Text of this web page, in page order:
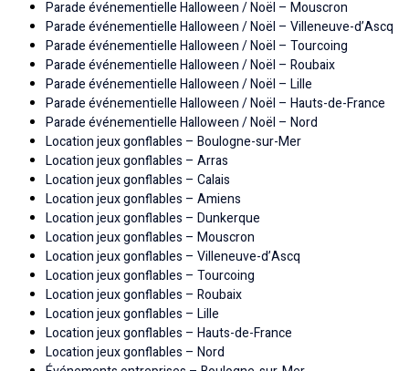
Parade événementielle Halloween / Noël – Mouscron
Parade événementielle Halloween / Noël – Villeneuve-d’Ascq
Parade événementielle Halloween / Noël – Tourcoing
Parade événementielle Halloween / Noël – Roubaix
Parade événementielle Halloween / Noël – Lille
Parade événementielle Halloween / Noël – Hauts-de-France
Parade événementielle Halloween / Noël – Nord
Location jeux gonflables – Boulogne-sur-Mer
Location jeux gonflables – Arras
Location jeux gonflables – Calais
Location jeux gonflables – Amiens
Location jeux gonflables – Dunkerque
Location jeux gonflables – Mouscron
Location jeux gonflables – Villeneuve-d’Ascq
Location jeux gonflables – Tourcoing
Location jeux gonflables – Roubaix
Location jeux gonflables – Lille
Location jeux gonflables – Hauts-de-France
Location jeux gonflables – Nord